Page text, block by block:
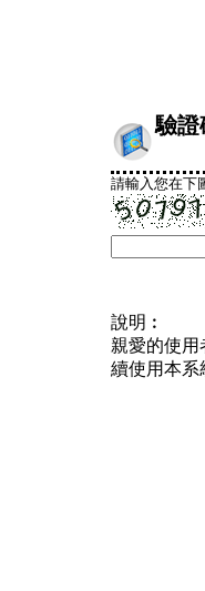
驗證
請輸入您在下
說明︰
親愛的使
續使用本系